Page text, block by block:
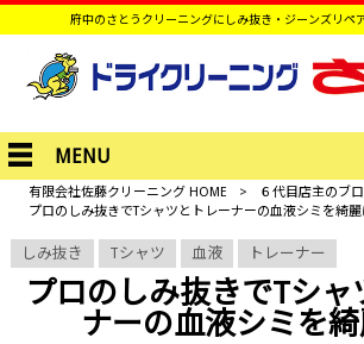
府中のさとうクリーニングにしみ抜き・ジーンズリペ
MENU
有限会社佐藤クリーニング HOME > ６代目店主のブ
プロのしみ抜きでTシャツとトレーナーの血液シミを綺麗
しみ抜き Tシャツ 血液 トレーナー
プロのしみ抜きでTシャ
ナーの血液シミを綺